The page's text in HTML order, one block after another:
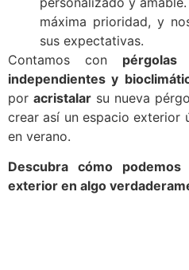
máxima prioridad, y
sus expectativas.
Contamos con
independientes y
por acristalarsu nueva
crear así un espacio exterior
en verano.
Descubra cómo
exterior en algo